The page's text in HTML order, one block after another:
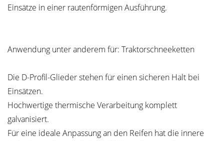
Einsätze in einer rautenförmigen Ausführung.
Anwendung unter anderem für: Traktorschneeketten
Die D-Profil-Glieder stehen für einen sicheren Halt bei
Einsätzen.
Hochwertige thermische Verarbeitung komplett
galvanisiert.
Für eine ideale Anpassung an den Reifen hat die innere